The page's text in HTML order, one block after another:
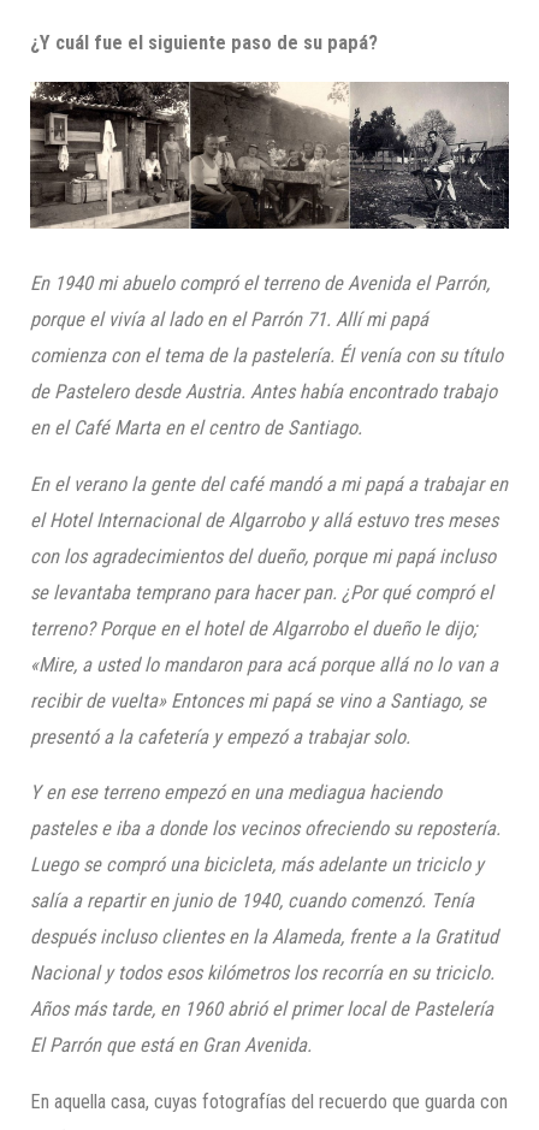
¿Y cuál fue el siguiente paso de su papá?
En 1940 mi abuelo compró el terreno de Avenida el Parrón,
porque el vivía al lado en el Parrón 71. Allí mi papá
comienza con el tema de la pastelería. Él venía con su título
de Pastelero desde Austria. Antes había encontrado trabajo
en el Café Marta en el centro de Santiago.
En el verano la gente del café mandó a mi papá a trabajar en
el Hotel Internacional de Algarrobo y allá estuvo tres meses
con los agradecimientos del dueño, porque mi papá incluso
se levantaba temprano para hacer pan. ¿Por qué compró el
terreno? Porque en el hotel de Algarrobo el dueño le dijo;
«Mire, a usted lo mandaron para acá porque allá no lo van a
recibir de vuelta» Entonces mi papá se vino a Santiago, se
presentó a la cafetería y empezó a trabajar solo.
Y en ese terreno empezó en una mediagua haciendo
pasteles e iba a donde los vecinos ofreciendo su repostería.
Luego se compró una bicicleta, más adelante un triciclo y
salía a repartir en junio de 1940, cuando comenzó. Tenía
después incluso clientes en la Alameda, frente a la Gratitud
Nacional y todos esos kilómetros los recorría en su triciclo.
Años más tarde, en 1960 abrió el primer local de Pastelería
El Parrón que está en Gran Avenida.
En aquella casa, cuyas fotografías del recuerdo que guarda con